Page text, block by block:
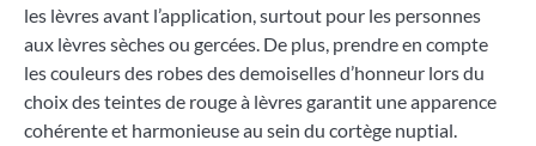
les lèvres avant l’application, surtout pour les personnes
aux lèvres sèches ou gercées. De plus, prendre en compte
les couleurs des robes des demoiselles d’honneur lors du
choix des teintes de rouge à lèvres garantit une apparence
cohérente et harmonieuse au sein du cortège nuptial.